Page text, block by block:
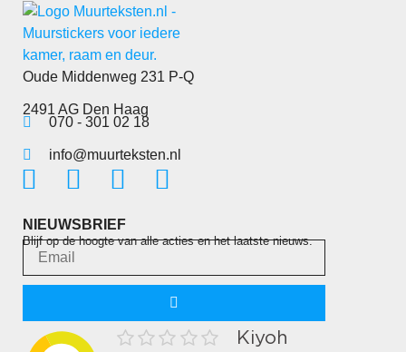
Oude Middenweg 231 P-Q
2491 AG Den Haag
070 - 301 02 18
info@muurteksten.nl
NIEUWSBRIEF
Blijf op de hoogte van alle acties en het laatste nieuws.